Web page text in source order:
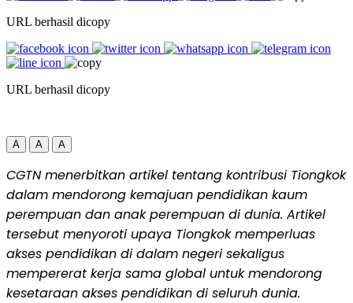
URL berhasil dicopy
URL berhasil dicopy
A A A
CGTN menerbitkan artikel tentang kontribusi Tiongkok
dalam mendorong kemajuan pendidikan kaum
perempuan dan anak perempuan di dunia. Artikel
tersebut menyoroti upaya Tiongkok memperluas
akses pendidikan di dalam negeri sekaligus
mempererat kerja sama global untuk mendorong
kesetaraan akses pendidikan di seluruh dunia.